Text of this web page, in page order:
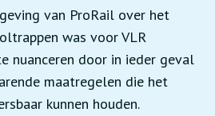
van ProRail over het
was voor VLR
nuanceren door in ieder geval
maatregelen die het
kunnen houden.